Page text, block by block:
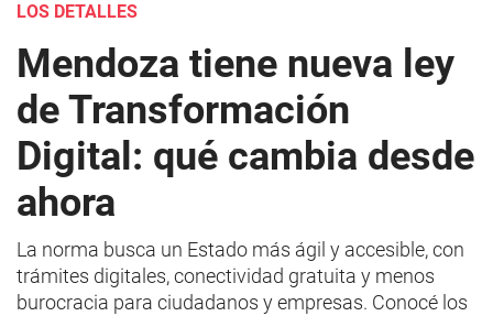
LOS DETALLES
Mendoza tiene nueva ley
de Transformación
Digital: qué cambia desde
ahora
La norma busca un Estado más ágil y accesible, con
trámites digitales, conectividad gratuita y menos
burocracia para ciudadanos y empresas. Conocé los